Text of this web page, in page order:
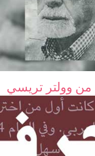
وولتر تريسي